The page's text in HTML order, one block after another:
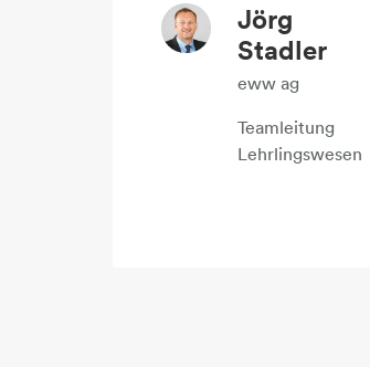
Jörg
Stadler
eww ag
Teamleitung
Lehrlingswesen